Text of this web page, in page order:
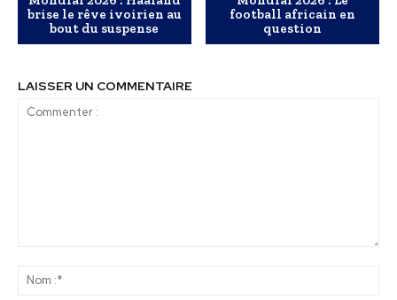
brise le rêve ivoirien au
bout du suspense
football africain en
question
LAISSER UN COMMENTAIRE